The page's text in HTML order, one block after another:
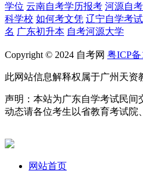
学位 云南自考学历报考 河源自
科学校 如何考文凭 辽宁自学考试
名 广东初升本 自考河源大学
Copyright © 2024 自考网 粤ICP备
此网站信息解释权属于广州天资
声明：本站为广东自学考试民间
动态请各位考生以省教育考试院
网站首页